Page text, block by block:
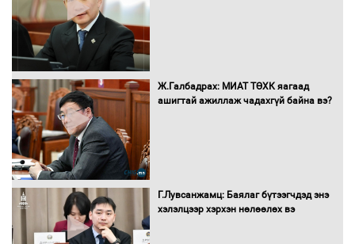
Бүх шатанд хэмнэлтийн горимд
шилжиж, найр наадам, зөвлөгөөн,
Ж.Галбадрах: МИАТ ТӨХК яагаад
ашигтай ажиллаж чадахгүй байна вэ?
Г.Лувсанжамц: Баялаг бүтээгчдэд энэ
хэлэлцээр хэрхэн нөлөөлөх вэ